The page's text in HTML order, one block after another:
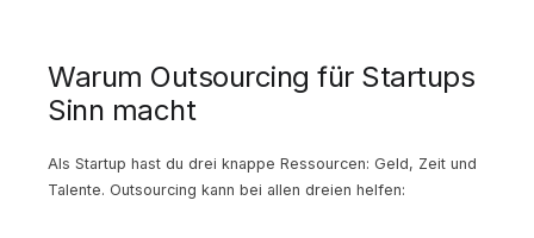
Warum Outsourcing für Startups
Sinn macht
Als Startup hast du drei knappe Ressourcen: Geld, Zeit und
Talente. Outsourcing kann bei allen dreien helfen: